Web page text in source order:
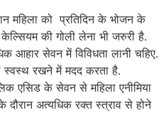
महिला को प्रतिदिन के भोजन के
की गोली लेना भी जरुरी है.
आहार सेवन में विविधता लानी चहिए.
स्वस्थ रखने में मदद करता है.
एसिड के सेवन से महिला एनीमिया
अत्यधिक रक्त स्त्राव से होने